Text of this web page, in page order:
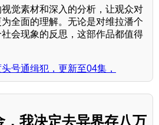
觉素材和深入的分析，让观众对
全面的理解。无论是对维拉潘个
会现象的反思，这部作品都值得
号通缉犯，更新至04集，
，我决定去异界存八万